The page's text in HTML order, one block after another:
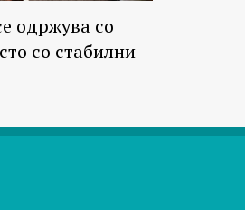
одржува со
со стабилни